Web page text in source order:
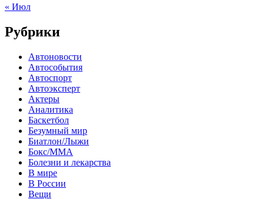
« Июл
Рубрики
Автоновости
Автособытия
Автоспорт
Автоэксперт
Актеры
Аналитика
Баскетбол
Безумный мир
Биатлон/Лыжи
Бокс/MMA
Болезни и лекарства
В мире
В России
Вещи